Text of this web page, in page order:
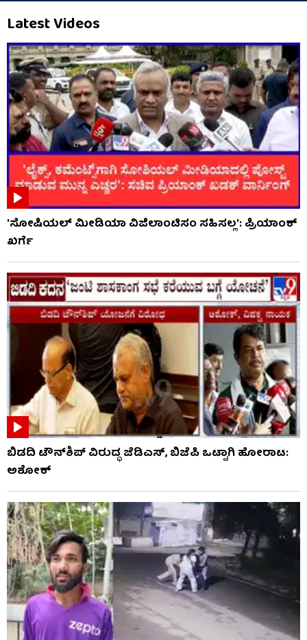
Latest Videos
'ಸೋಷಿಯಲ್ ಮೀಡಿಯಾ ವಿಜಿಲಾಂಟಿಸಂ ಸಹಿಸಲ್ಲ': ಪ್ರಿಯಾಂಕ್
ಖರ್ಗೆ
ಬಿಡದಿ ಟೌನ್​ಶಿಪ್ ವಿರುದ್ಧ ಜೆಡಿಎಸ್, ಬಿಜೆಪಿ ಒಟ್ಟಾಗಿ ಹೋರಾಟ:
ಅಶೋಕ್